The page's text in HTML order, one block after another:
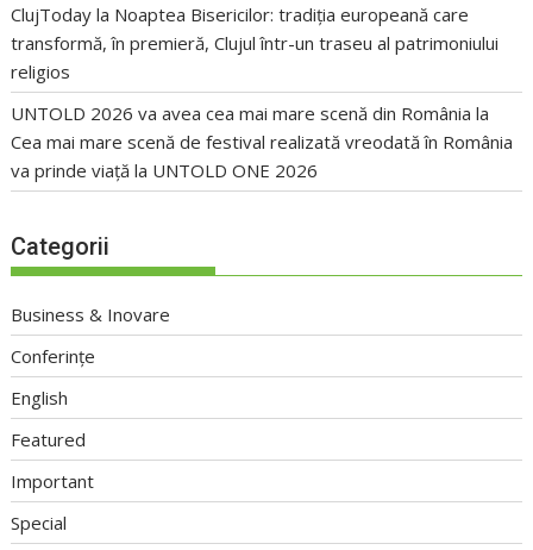
ClujToday la Noaptea Bisericilor: tradiția europeană care
transformă, în premieră, Clujul într-un traseu al patrimoniului
religios
UNTOLD 2026 va avea cea mai mare scenă din România la
Cea mai mare scenă de festival realizată vreodată în România
va prinde viață la UNTOLD ONE 2026
Categorii
Business & Inovare
Conferințe
English
Featured
Important
Special